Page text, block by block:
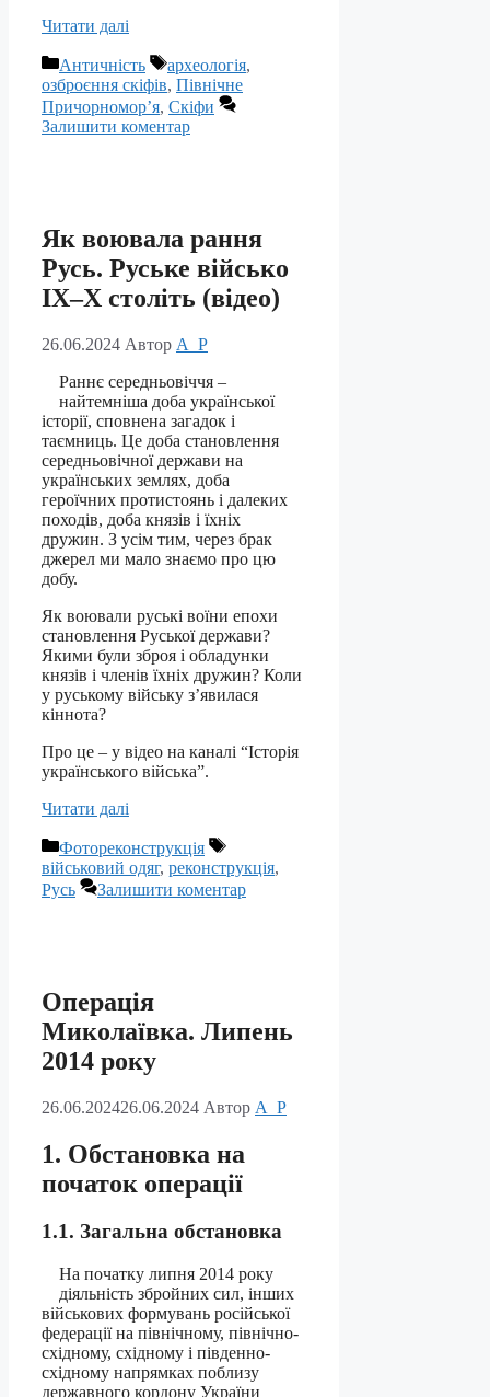
Читати далі
Категорії
Античність Позначки
археологія,
озброєння скіфів, Північне
Причорномор’я, Скіфи
Залишити коментар
Як воювала рання
Русь. Руське військо
ІХ–Х століть (відео)
26.06.2024 Автор A_P
Раннє середньовіччя –
найтемніша доба української
історії, сповнена загадок і
таємниць. Це доба становлення
середньовічної держави на
українських землях, доба
героїчних протистоянь і далеких
походів, доба князів і їхніх
дружин. З усім тим, через брак
джерел ми мало знаємо про цю
добу.
Як воювали руські воїни епохи
становлення Руської держави?
Якими були зброя і обладунки
князів і членів їхніх дружин? Коли
у руському війську з’явилася
кіннота?
Про це – у відео на каналі “Історія
українського війська”.
Читати далі
Категорії
Фотореконструкція
Позначки
військовий одяг, реконструкція,
Русь
Залишити коментар
Операція
Миколаївка. Липень
2014 року
26.06.202426.06.2024 Автор A_P
1. Обстановка на
початок операції
1.1. Загальна обстановка
На початку липня 2014 року
діяльність збройних сил, інших
військових формувань російської
федерації на північному, північно-
східному, східному і південно-
східному напрямках поблизу
державного кордону України